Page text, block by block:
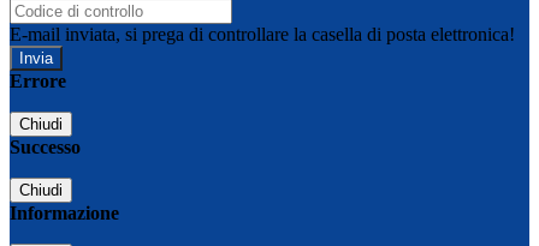
E-mail inviata, si prega di controllare la casella di posta elettronica!
Errore
Chiudi
Successo
Chiudi
Informazione